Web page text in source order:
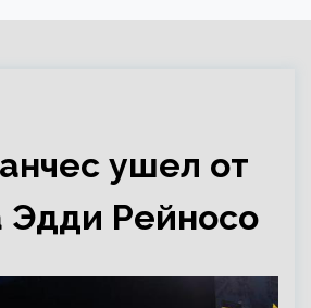
ушел от
Эдди Рейносо